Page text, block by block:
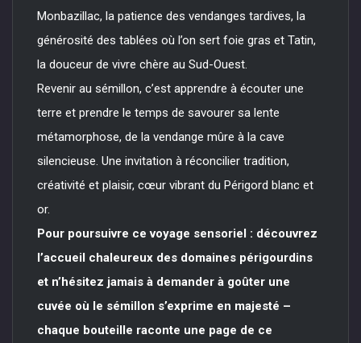
Monbazillac, la patience des vendanges tardives, la
générosité des tablées où l’on sert foie gras et Tatin,
la douceur de vivre chère au Sud-Ouest.
Revenir au sémillon, c’est apprendre à écouter une
terre et prendre le temps de savourer sa lente
métamorphose, de la vendange mûre à la cave
silencieuse. Une invitation à réconcilier tradition,
créativité et plaisir, cœur vibrant du Périgord blanc et
or.
Pour poursuivre ce voyage sensoriel : découvrez
l’accueil chaleureux des domaines périgourdins
et n’hésitez jamais à demander à goûter une
cuvée où le sémillon s’exprime en majesté –
chaque bouteille raconte une page de ce